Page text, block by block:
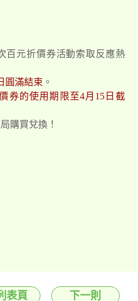
百元折價券活動索取反應熱
圓滿結束 。
券的使用期限至4月15日截
購買兌換！
表頁 下一則